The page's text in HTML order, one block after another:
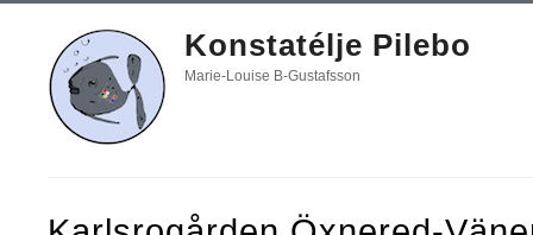
Konstatélje Pilebo
Marie-Louise B-Gustafsson